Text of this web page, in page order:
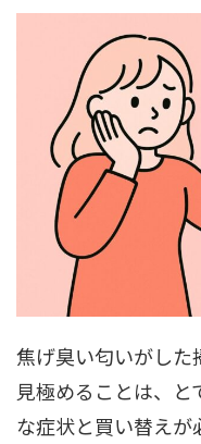
焦げ臭い匂いがした
見極めることは、
な症状と買い替えが